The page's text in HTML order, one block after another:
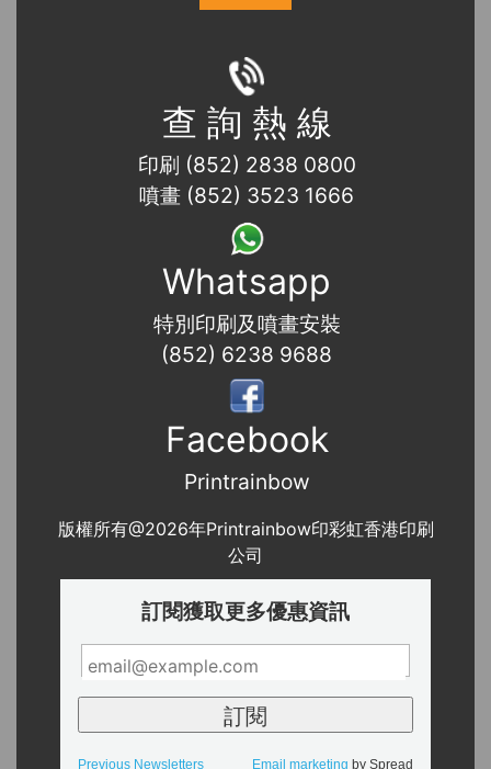
查 詢 熱 線
印刷 (852) 2838 0800
噴畫 (852) 3523 1666
Whatsapp
特別印刷及噴畫安裝
(852) 6238 9688
Facebook
Printrainbow
版權所有@2026年Printrainbow印彩虹香港印刷
公司
訂閱獲取更多優惠資訊
Previous Newsletters Email marketing by Spread